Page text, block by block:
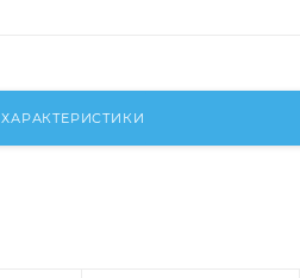
ХАРАКТЕРИСТИКИ